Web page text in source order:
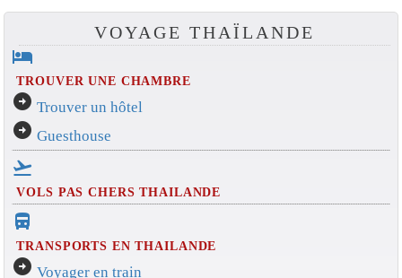
VOYAGE THAÏLANDE
hotel
TROUVER UNE CHAMBRE
arrow_circle_right Trouver un hôtel
arrow_circle_right Guesthouse
flight_takeoff
VOLS PAS CHERS THAILANDE
directions_bus_filled
TRANSPORTS EN THAILANDE
arrow_circle_right Voyager en train